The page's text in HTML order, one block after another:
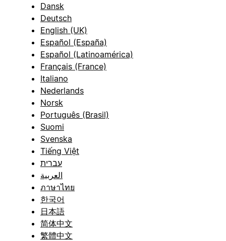
Dansk
Deutsch
English (UK)
Español (España)
Español (Latinoamérica)
Français (France)
Italiano
Nederlands
Norsk
Português (Brasil)
Suomi
Svenska
Tiếng Việt
עברית
العربية
ภาษาไทย
한국어
日本語
简体中文
繁體中文